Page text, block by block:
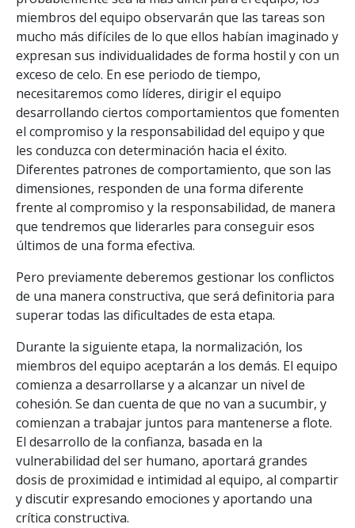
miembros del equipo observarán que las tareas son
mucho más difíciles de lo que ellos habían imaginado y
expresan sus individualidades de forma hostil y con un
exceso de celo. En ese periodo de tiempo,
necesitaremos como líderes, dirigir el equipo
desarrollando ciertos comportamientos que fomenten
el compromiso y la responsabilidad del equipo y que
les conduzca con determinación hacia el éxito.
Diferentes patrones de comportamiento, que son las
dimensiones, responden de una forma diferente
frente al compromiso y la responsabilidad, de manera
que tendremos que liderarles para conseguir esos
últimos de una forma efectiva.
Pero previamente deberemos gestionar los conflictos
de una manera constructiva, que será definitoria para
superar todas las dificultades de esta etapa.
Durante la siguiente etapa, la normalización, los
miembros del equipo aceptarán a los demás. El equipo
comienza a desarrollarse y a alcanzar un nivel de
cohesión. Se dan cuenta de que no van a sucumbir, y
comienzan a trabajar juntos para mantenerse a flote.
El desarrollo de la confianza, basada en la
vulnerabilidad del ser humano, aportará grandes
dosis de proximidad e intimidad al equipo, al compartir
y discutir expresando emociones y aportando una
crítica constructiva.